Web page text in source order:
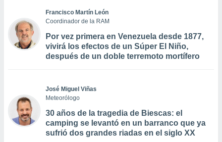
Francisco Martín León
Coordinador de la RAM
Por vez primera en Venezuela desde 1877,
vivirá los efectos de un Súper El Niño,
después de un doble terremoto mortífero
José Miguel Viñas
Meteorólogo
30 años de la tragedia de Biescas: el
camping se levantó en un barranco que ya
sufrió dos grandes riadas en el siglo XX